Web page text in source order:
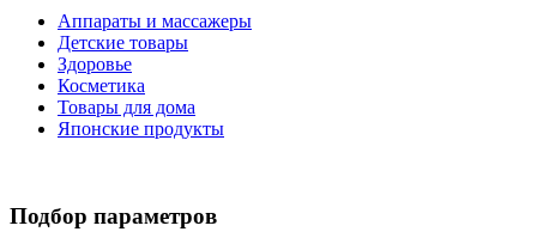
Аппараты и массажеры
Детские товары
Здоровье
Косметика
Товары для дома
Японские продукты
Подбор параметров